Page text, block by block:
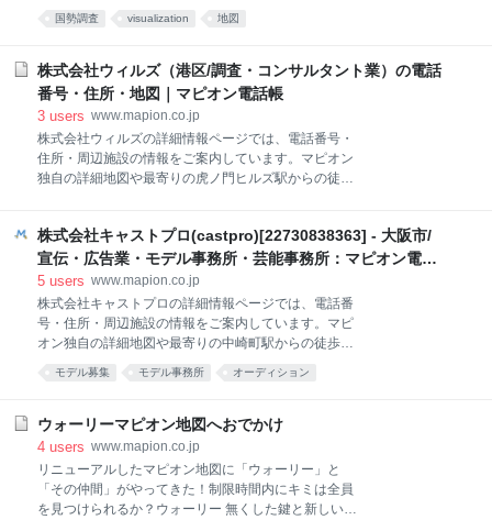
県つくば市、代表取締役：大野寿和、以下スワローイ
阪府門真市、代表取締役：津賀一宏、以下パナソニ
独自の位置情報分析ツール「loghouse」により分かり
やすく表現されたビジュアルデータをマーケティング
い。
国勢調査 visualization 地図
株式会社ウィルズ（港区/調査・コンサルタント業）の電話
番号・住所・地図｜マピオン電話帳
3 users www.mapion.co.jp
株式会社ウィルズの詳細情報ページでは、電話番号・
住所・周辺施設の情報をご案内しています。マピオン
独自の詳細地図や最寄りの虎ノ門ヒルズ駅からの徒歩
株式会社キャストプロ(castpro)[22730838363] - 大阪市/
宣伝・広告業・モデル事務所・芸能事務所：マピオン電話
帳
5 users www.mapion.co.jp
株式会社キャストプロの詳細情報ページでは、電話番
号・住所・周辺施設の情報をご案内しています。マピ
オン独自の詳細地図や最寄りの中崎町駅からの徒歩ル
ート案内など便利な機能も満載！
モデル募集 モデル事務所 オーディション
ウォーリーマピオン地図へおでかけ
4 users www.mapion.co.jp
リニューアルしたマピオン地図に「ウォーリー」と
「その仲間」がやってきた！制限時間内にキミは全員
を見つけられるか？ウォーリー 無くした鍵と新しい冒